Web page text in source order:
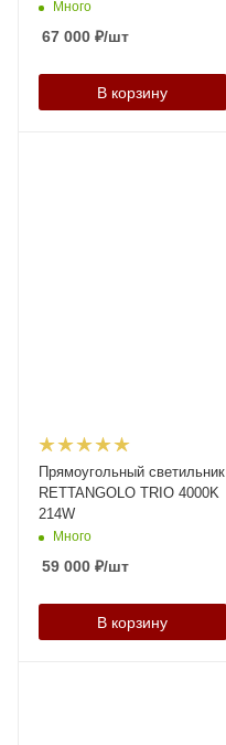
Много
67 000 ₽/шт
В корзину
Прямоугольный светильник
RETTANGOLO TRIO 4000K
214W
Много
59 000 ₽/шт
В корзину